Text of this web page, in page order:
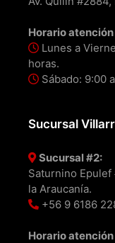
Horario
Lunes a
horas.
Sábado: 9:00
Sucursal
Sucursal #2:
Saturnino Epulef
la Araucanía.
+56 9 6186
Horario